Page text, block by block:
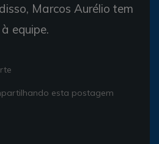
Marcos Aurélio tem
equipe.
esta postagem